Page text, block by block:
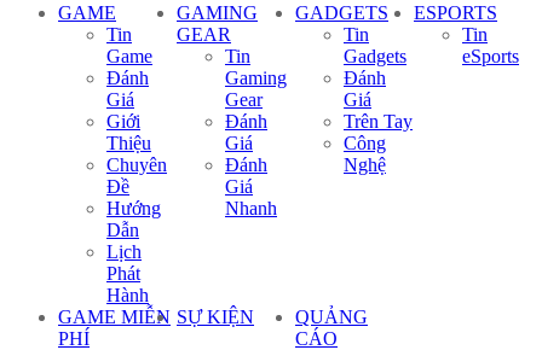
GAME
Tin
Game
Đánh
Giá
Giới
Thiệu
Chuyên
Đề
Hướng
Dẫn
Lịch
Phát
Hành
GAMING
GEAR
Tin
Gaming
Gear
Đánh
Giá
Đánh
Giá
Nhanh
GADGETS
Tin
Gadgets
Đánh
Giá
Trên Tay
Công
Nghệ
ESPORTS
Tin
eSports
GAME MIỄN
PHÍ
SỰ KIỆN
QUẢNG
CÁO